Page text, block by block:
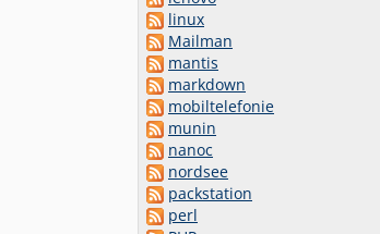
linux
Mailman
mantis
markdown
mobiltelefonie
munin
nanoc
nordsee
packstation
perl